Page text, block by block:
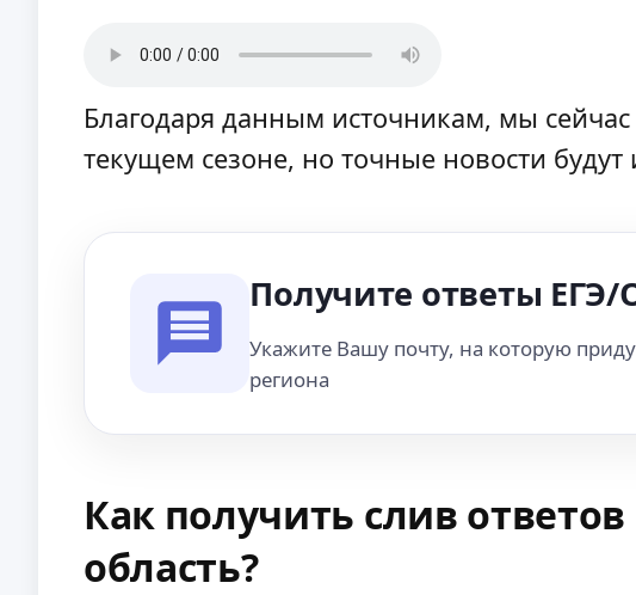
Благодаря данным источникам, мы
текущем сезоне, но точные новости
Получите ответы ЕГЭ/
Укажите Вашу почту, на которую
региона
Как получить слив
область?